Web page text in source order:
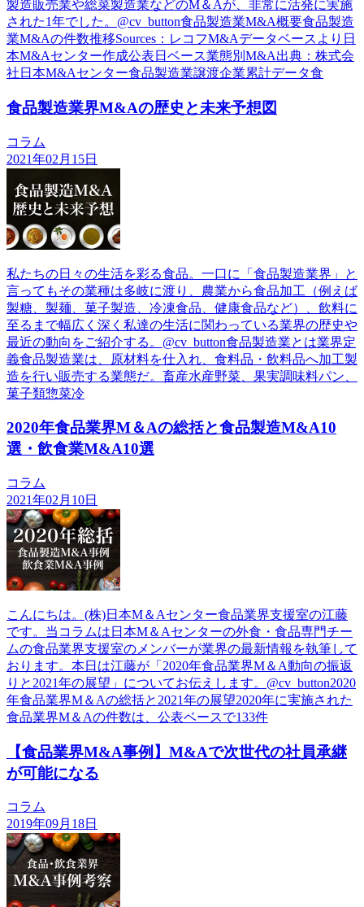
製造販売業や総菜製造業などのM＆Aが、非常に活発に実施
された1年でした。@cv_button食品製造業M&A概要食品製造
業M&Aの件数推移Sources：レコフM&Aデータベースより日
本M&Aセンター作成公表日ベース業態別M&A出典：株式会
社日本M&Aセンター食品製造業譲渡企業累計データ食
食品製造業界M&Aの歴史と未来予想図
コラム
2021年02月15日
私たちの日々の生活を彩る食品。一口に「食品製造業界」と
言ってもその業種は多岐に渡り、農業から食品加工（例えば
製糖、製麺、菓子製造、冷凍食品、健康食品など）、飲料に
至るまで幅広く深く私達の生活に関わっている業界の歴史や
最近の動向をご紹介する。@cv_button食品製造業とは業界定
義食品製造業は、原材料を仕入れ、食料品・飲料品へ加工製
造を行い販売する業態だ。畜産水産野菜、果実調味料パン、
菓子類惣菜冷
2020年食品業界M＆Aの総括と食品製造M&A10
選・飲食業M&A10選
コラム
2021年02月10日
こんにちは。(株)日本М＆Aセンター食品業界支援室の江藤
です。当コラムは日本М＆Aセンターの外食・食品専門チー
ムの食品業界支援室のメンバーが業界の最新情報を執筆して
おります。本日は江藤が「2020年食品業界M＆A動向の振返
りと2021年の展望」についてお伝えします。@cv_button2020
年食品業界M＆Aの総括と2021年の展望2020年に実施された
食品業界M＆Aの件数は、公表ベースで133件
【食品業界M&A事例】M&Aで次世代の社員承継
が可能になる
コラム
2019年09月18日